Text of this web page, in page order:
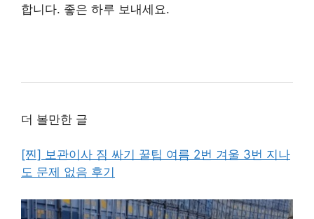
합니다. 좋은 하루 보내세요.
더 볼만한 글
[찐] 보관이사 짐 싸기 꿀팁 여름 2번 겨울 3번 지나
도 문제 없음 후기